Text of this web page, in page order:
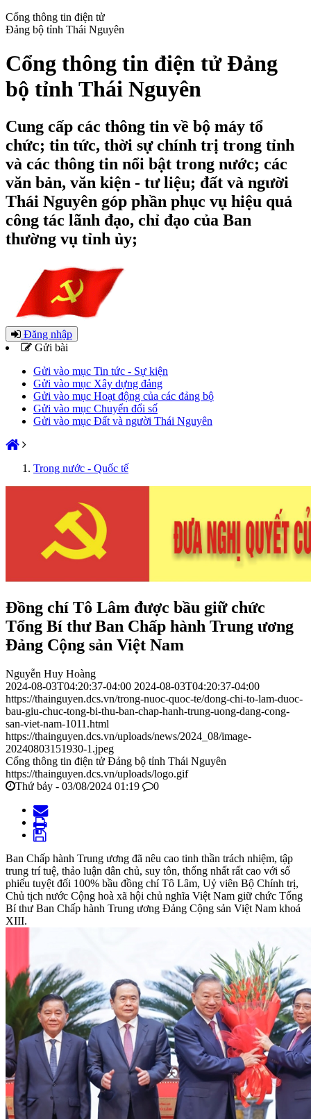
Cổng thông tin điện tử
Đảng bộ tỉnh Thái Nguyên
Cổng thông tin điện tử Đảng
bộ tỉnh Thái Nguyên
Cung cấp các thông tin về bộ máy tổ
chức; tin tức, thời sự chính trị trong tỉnh
và các thông tin nổi bật trong nước; các
văn bản, văn kiện - tư liệu; đất và người
Thái Nguyên góp phần phục vụ hiệu quả
công tác lãnh đạo, chỉ đạo của Ban
thường vụ tỉnh ủy;
Đăng nhập
Gửi bài
Gửi vào mục Tin tức - Sự kiện
Gửi vào mục Xây dựng đảng
Gửi vào mục Hoạt động của các đảng bộ
Gửi vào mục Chuyển đổi số
Gửi vào mục Đất và người Thái Nguyên
Trong nước - Quốc tế
Đồng chí Tô Lâm được bầu giữ chức
Tổng Bí thư Ban Chấp hành Trung ương
Đảng Cộng sản Việt Nam
Nguyễn Huy Hoàng
2024-08-03T04:20:37-04:00 2024-08-03T04:20:37-04:00
https://thainguyen.dcs.vn/trong-nuoc-quoc-te/dong-chi-to-lam-duoc-
bau-giu-chuc-tong-bi-thu-ban-chap-hanh-trung-uong-dang-cong-
san-viet-nam-1011.html
https://thainguyen.dcs.vn/uploads/news/2024_08/image-
20240803151930-1.jpeg
Cổng thông tin điện tử Đảng bộ tỉnh Thái Nguyên
https://thainguyen.dcs.vn/uploads/logo.gif
Thứ bảy - 03/08/2024 01:19
0
Ban Chấp hành Trung ương đã nêu cao tinh thần trách nhiệm, tập
trung trí tuệ, thảo luận dân chủ, suy tôn, thống nhất rất cao với số
phiếu tuyệt đối 100% bầu đồng chí Tô Lâm, Uỷ viên Bộ Chính trị,
Chủ tịch nước Cộng hoà xã hội chủ nghĩa Việt Nam giữ chức Tổng
Bí thư Ban Chấp hành Trung ương Đảng Cộng sản Việt Nam khoá
XIII.